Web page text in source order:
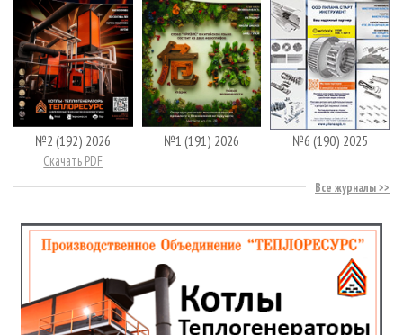
№2 (192) 2026
Скачать PDF
№1 (191) 2026 №6 (190) 2025
Все журналы